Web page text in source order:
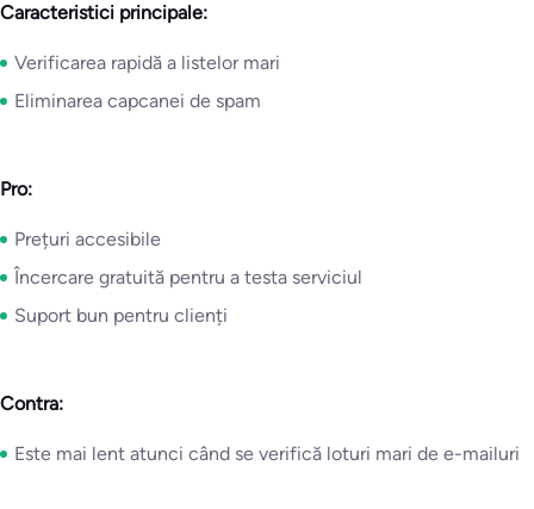
Caracteristici principale:
Verificarea rapidă a listelor mari
Eliminarea capcanei de spam
Pro:
Prețuri accesibile
Încercare gratuită pentru a testa serviciul
Suport bun pentru clienți
Contra:
Este mai lent atunci când se verifică loturi mari de e-mailuri